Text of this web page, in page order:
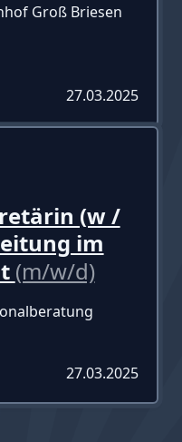
Groß Briesen
27.03.2025
(w /
im
(m/w/d)
27.03.2025